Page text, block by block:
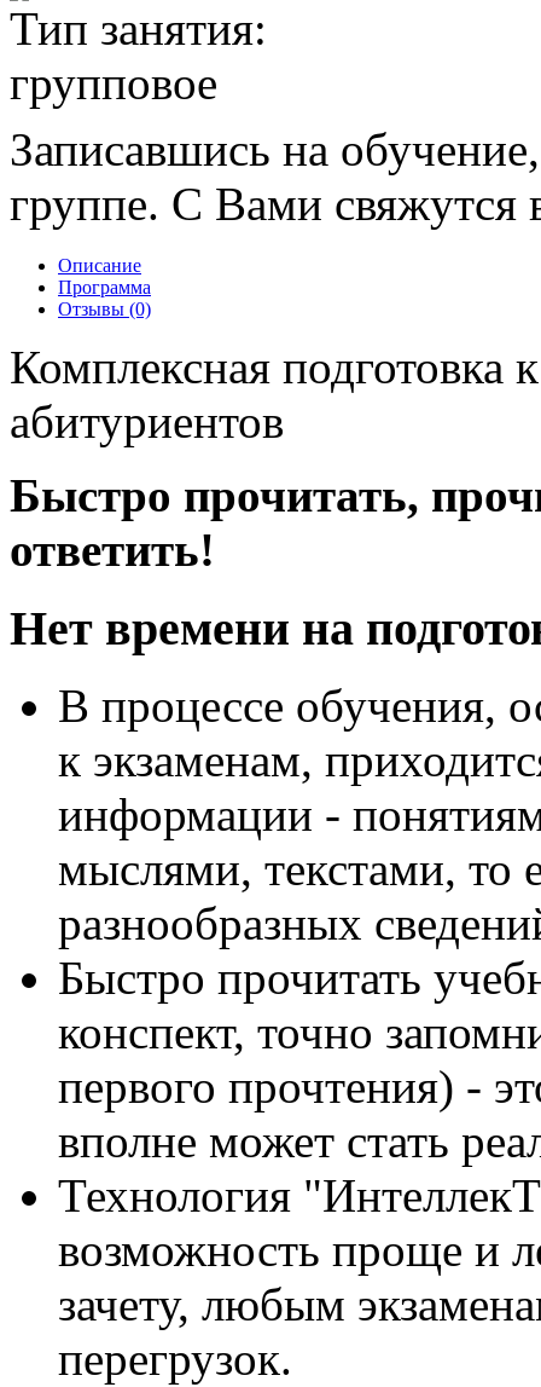
Тип занятия:
групповое
Записавшись на
группе. С Вами свяжутся
Описание
Программа
Отзывы (0)
Комплексная подготовка
абитуриентов
Быстро прочитать,
ответить!
Нет времени на
В процессе обучения,
к экзаменам,
информации -
мыслями, текстами, то
разнообразных
Быстро прочитать
конспект, точно
первого прочтения) -
вполне может стать
Технология
возможность проще и
зачету, любым
перегрузок.